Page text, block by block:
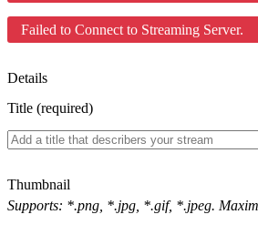
Failed to Connect to Streaming Server.
Details
Title (required)
Thumbnail
Supports: *.png, *.jpg, *.gif, *.jpeg.